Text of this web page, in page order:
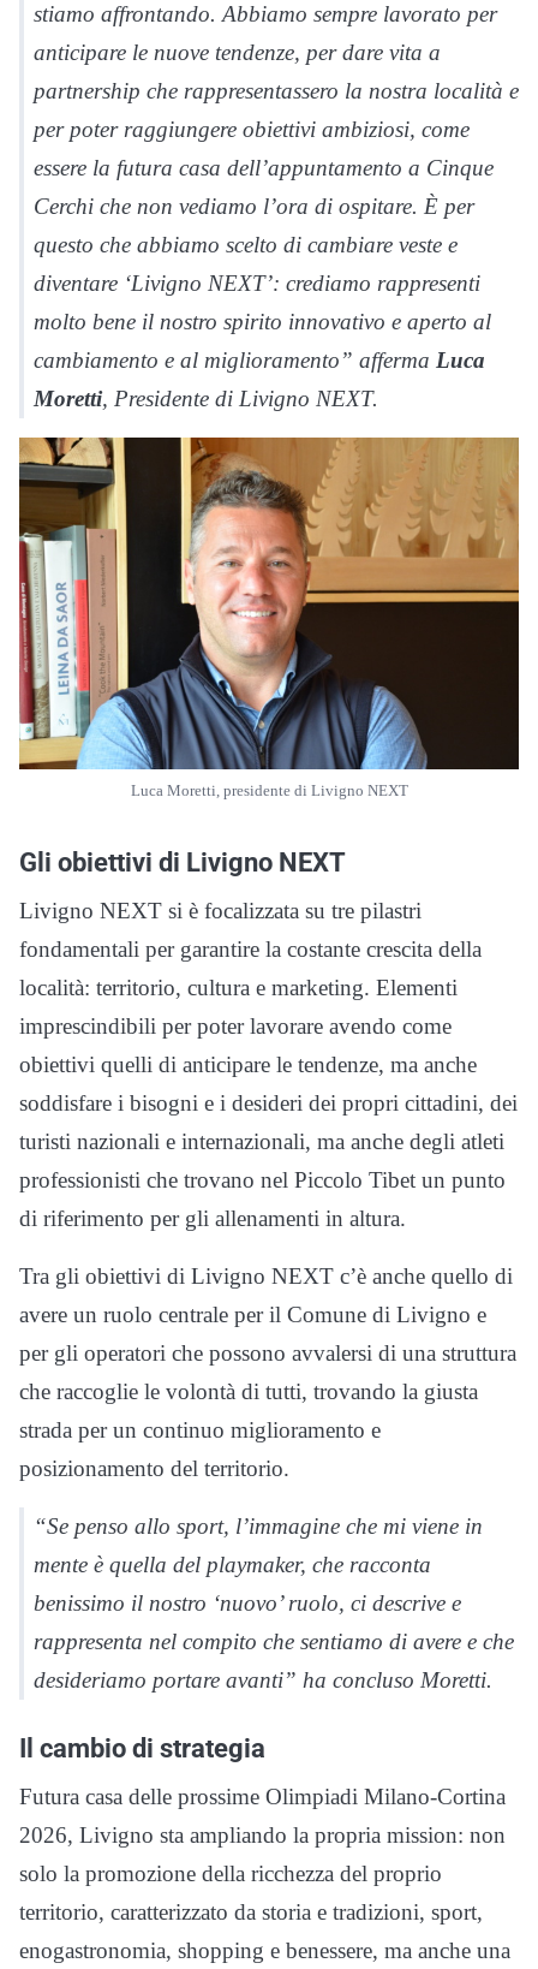
stiamo affrontando. Abbiamo sempre lavorato per
anticipare le nuove tendenze, per dare vita a
partnership che rappresentassero la nostra località e
per poter raggiungere obiettivi ambiziosi, come
essere la futura casa dell’appuntamento a Cinque
Cerchi che non vediamo l’ora di ospitare. È per
questo che abbiamo scelto di cambiare veste e
diventare ‘Livigno NEXT’: crediamo rappresenti
molto bene il nostro spirito innovativo e aperto al
cambiamento e al miglioramento” afferma Luca
Moretti, Presidente di Livigno NEXT.
Luca Moretti, presidente di Livigno NEXT
Gli obiettivi di Livigno NEXT
Livigno NEXT si è focalizzata su tre pilastri
fondamentali per garantire la costante crescita della
località: territorio, cultura e marketing. Elementi
imprescindibili per poter lavorare avendo come
obiettivi quelli di anticipare le tendenze, ma anche
soddisfare i bisogni e i desideri dei propri cittadini, dei
turisti nazionali e internazionali, ma anche degli atleti
professionisti che trovano nel Piccolo Tibet un punto
di riferimento per gli allenamenti in altura.
Tra gli obiettivi di Livigno NEXT c’è anche quello di
avere un ruolo centrale per il Comune di Livigno e
per gli operatori che possono avvalersi di una struttura
che raccoglie le volontà di tutti, trovando la giusta
strada per un continuo miglioramento e
posizionamento del territorio.
“Se penso allo sport, l’immagine che mi viene in
mente è quella del playmaker, che racconta
benissimo il nostro ‘nuovo’ ruolo, ci descrive e
rappresenta nel compito che sentiamo di avere e che
desideriamo portare avanti” ha concluso Moretti.
Il cambio di strategia
Futura casa delle prossime Olimpiadi Milano-Cortina
2026, Livigno sta ampliando la propria mission: non
solo la promozione della ricchezza del proprio
territorio, caratterizzato da storia e tradizioni, sport,
enogastronomia, shopping e benessere, ma anche una